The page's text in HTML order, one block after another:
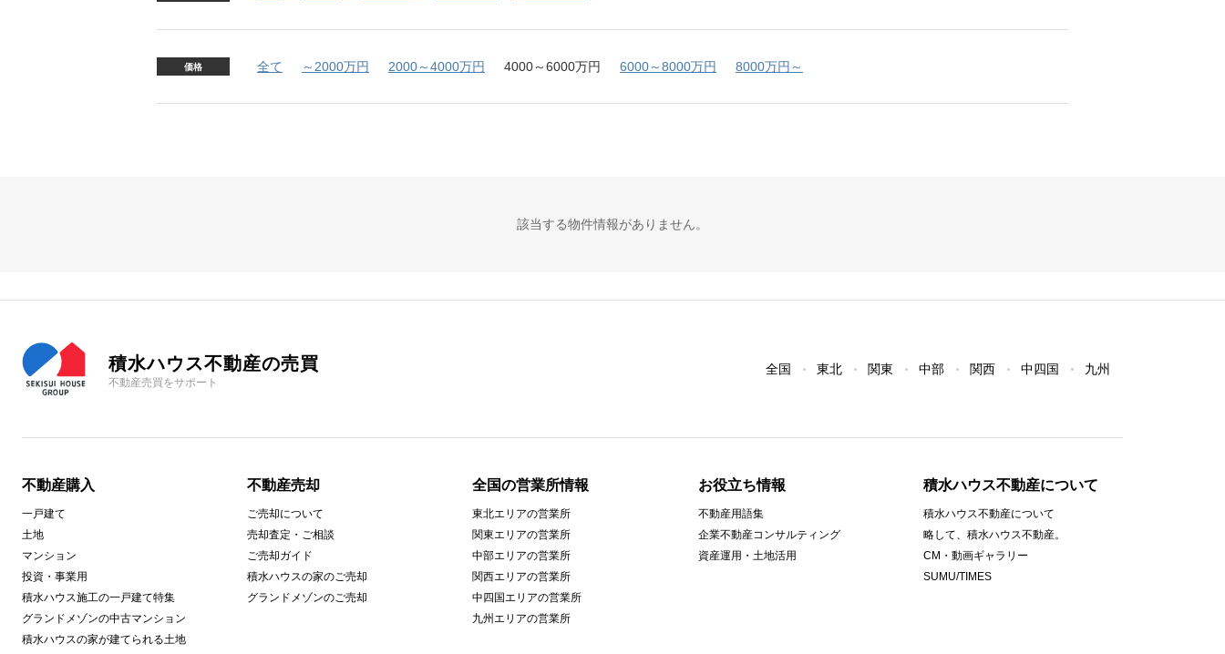
価格 全て ～2000万円 2000～4000万円 4000～6000万円 6000～8000万円 8000万円～
該当する物件情報がありません。
積水ハウス不動産の売買
不動産売買をサポート
全国 東北 関東 中部 関西 中四国 九州
不動産購入
一戸建て
土地
マンション
投資・事業用
積水ハウス施工の一戸建て特集
グランドメゾンの中古マンション
積水ハウスの家が建てられる土地
不動産売却
ご売却について
売却査定・ご相談
ご売却ガイド
積水ハウスの家のご売却
グランドメゾンのご売却
全国の営業所情報
東北エリアの営業所
関東エリアの営業所
中部エリアの営業所
関西エリアの営業所
中四国エリアの営業所
九州エリアの営業所
お役立ち情報
不動産用語集
企業不動産コンサルティング
資産運用・土地活用
積水ハウス不動産について
積水ハウス不動産について
略して、積水ハウス不動産。
CM・動画ギャラリー
SUMU/TIMES